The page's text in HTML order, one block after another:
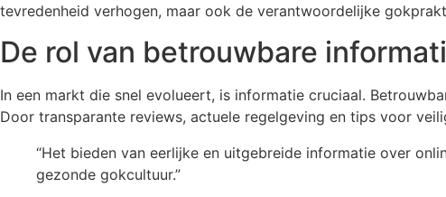
tevredenheid verhogen, maar ook de verantwoordelijke
De rol van betrouwbare
In een markt die snel evolueert, is informatie cruciaal.
Door transparante reviews, actuele regelgeving en tips voor
“Het bieden van eerlijke en uitgebreide informatie over
gezonde gokcultuur.”